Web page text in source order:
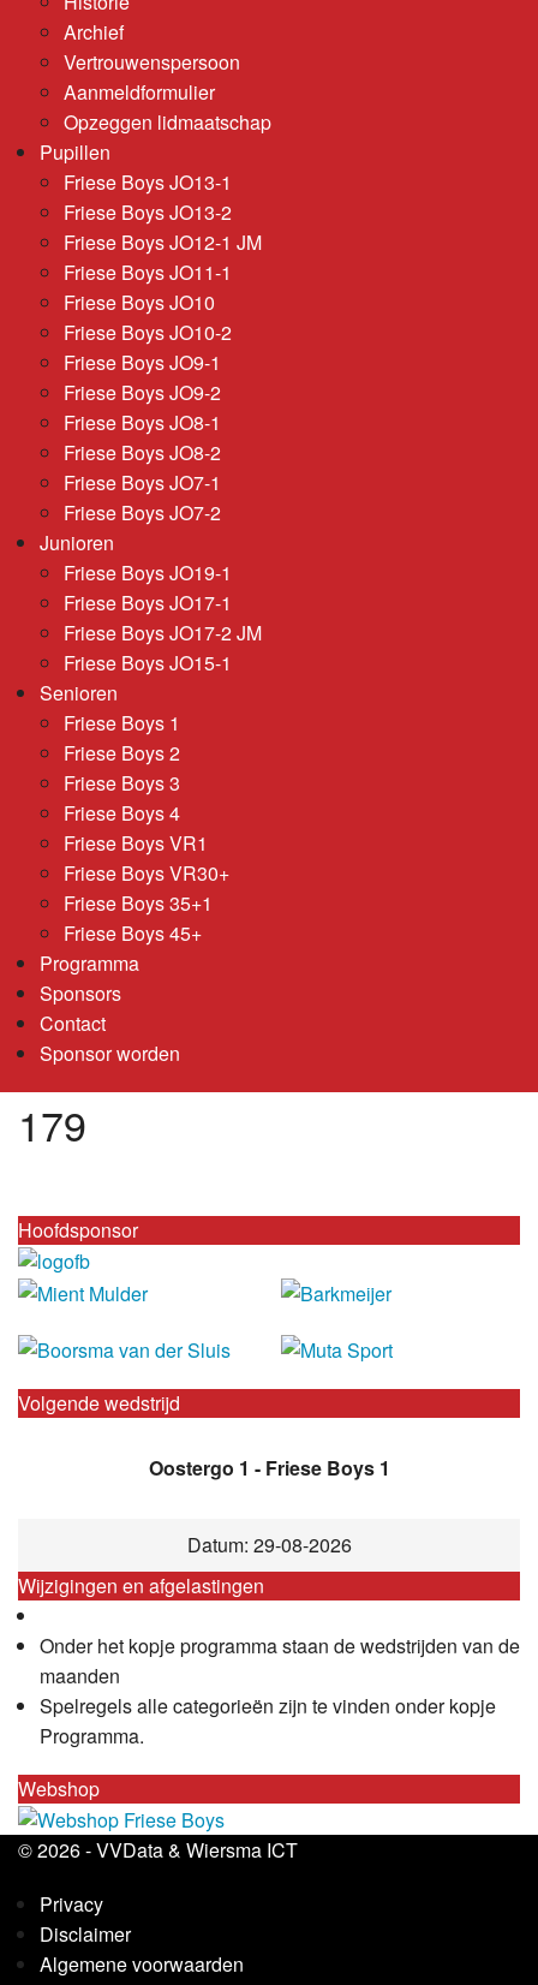
Archief
Vertrouwenspersoon
Aanmeldformulier
Opzeggen lidmaatschap
Pupillen
Friese Boys JO13-1
Friese Boys JO13-2
Friese Boys JO12-1 JM
Friese Boys JO11-1
Friese Boys JO10
Friese Boys JO10-2
Friese Boys JO9-1
Friese Boys JO9-2
Friese Boys JO8-1
Friese Boys JO8-2
Friese Boys JO7-1
Friese Boys JO7-2
Junioren
Friese Boys JO19-1
Friese Boys JO17-1
Friese Boys JO17-2 JM
Friese Boys JO15-1
Senioren
Friese Boys 1
Friese Boys 2
Friese Boys 3
Friese Boys 4
Friese Boys VR1
Friese Boys VR30+
Friese Boys 35+1
Friese Boys 45+
Programma
Sponsors
Contact
Sponsor worden
179
Hoofdsponsor
Volgende wedstrijd
Oostergo 1 - Friese Boys 1
Datum: 29-08-2026
Wijzigingen en afgelastingen
Onder het kopje programma staan de wedstrijden van de
maanden
Spelregels alle categorieën zijn te vinden onder kopje
Programma.
Webshop
© 2026 -VVData& Wiersma ICT
Privacy
Disclaimer
Algemene voorwaarden